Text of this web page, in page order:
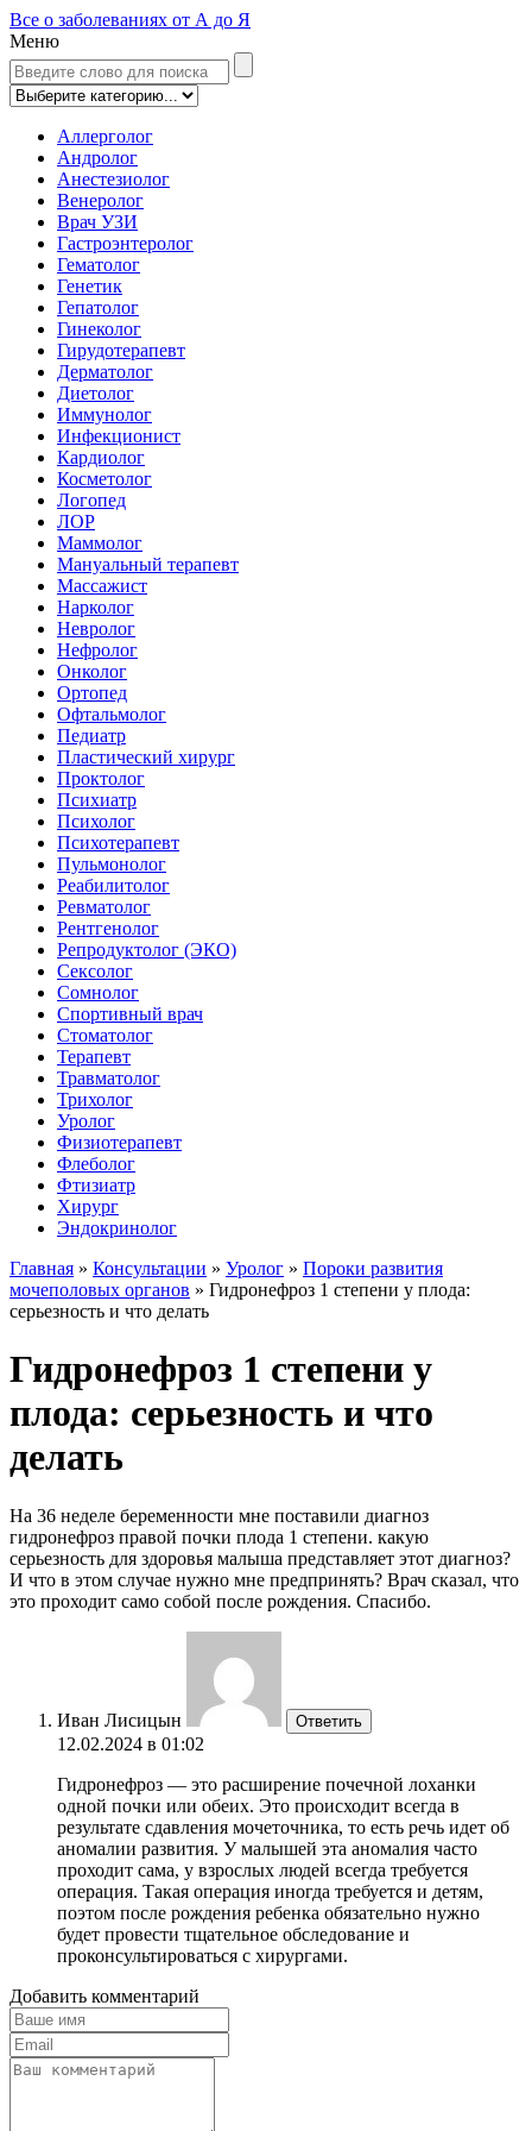
Все о заболеваниях от А до Я
Меню
Аллерголог
Андролог
Анестезиолог
Венеролог
Врач УЗИ
Гастроэнтеролог
Гематолог
Генетик
Гепатолог
Гинеколог
Гирудотерапевт
Дерматолог
Диетолог
Иммунолог
Инфекционист
Кардиолог
Косметолог
Логопед
ЛОР
Маммолог
Мануальный терапевт
Массажист
Нарколог
Невролог
Нефролог
Онколог
Ортопед
Офтальмолог
Педиатр
Пластический хирург
Проктолог
Психиатр
Психолог
Психотерапевт
Пульмонолог
Реабилитолог
Ревматолог
Рентгенолог
Репродуктолог (ЭКО)
Сексолог
Сомнолог
Спортивный врач
Стоматолог
Терапевт
Травматолог
Трихолог
Уролог
Физиотерапевт
Флеболог
Фтизиатр
Хирург
Эндокринолог
Главная » Консультации » Уролог » Пороки развития
мочеполовых органов » Гидронефроз 1 степени у плода:
серьезность и что делать
Гидронефроз 1 степени у
плода: серьезность и что
делать
На 36 неделе беременности мне поставили диагноз
гидронефроз правой почки плода 1 степени. какую
серьезность для здоровья малыша представляет этот диагноз?
И что в этом случае нужно мне предпринять? Врач сказал, что
это проходит само собой после рождения. Спасибо.
Иван Лисицын Ответить
12.02.2024 в 01:02
Гидронефроз — это расширение почечной лоханки
одной почки или обеих. Это происходит всегда в
результате сдавления мочеточника, то есть речь идет об
аномалии развития. У малышей эта аномалия часто
проходит сама, у взрослых людей всегда требуется
операция. Такая операция иногда требуется и детям,
поэтом после рождения ребенка обязательно нужно
будет провести тщательное обследование и
проконсультироваться с хирургами.
Добавить комментарий